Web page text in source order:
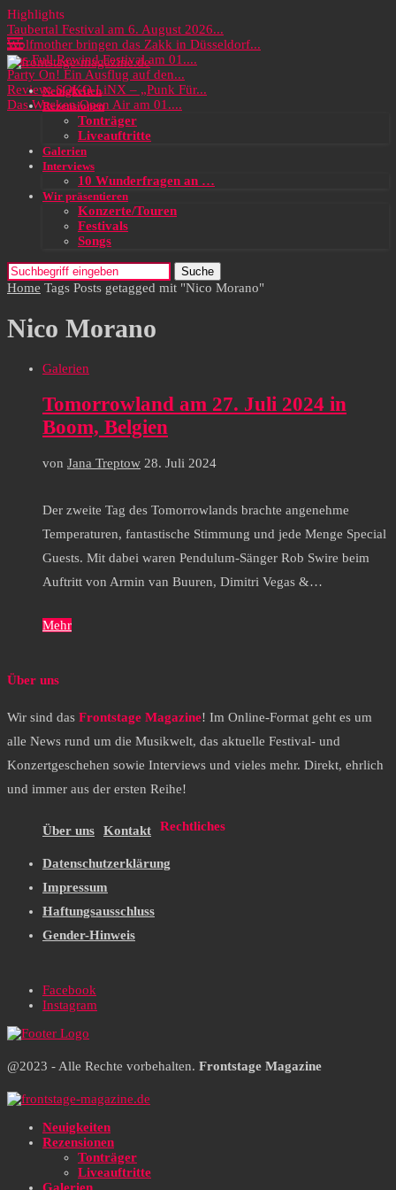
Highlights
Taubertal Festival am 6. August 2026...
Wolfmother bringen das Zakk in Düsseldorf...
Das Full Rewind Festival am 01....
Party On! Ein Ausflug auf den...
Review: SOKO LiNX – „Punk Für...
Das Wacken Open Air am 01....
Neuigkeiten
Rezensionen
Tonträger
Liveauftritte
Galerien
Interviews
10 Wunderfragen an …
Wir präsentieren
Konzerte/Touren
Festivals
Songs
Suche
Home Tags Posts getagged mit "Nico Morano"
Nico Morano
Galerien
Tomorrowland am 27. Juli 2024 in
Boom, Belgien
von Jana Treptow 28. Juli 2024
Der zweite Tag des Tomorrowlands brachte angenehme
Temperaturen, fantastische Stimmung und jede Menge Special
Guests. Mit dabei waren Pendulum-Sänger Rob Swire beim
Auftritt von Armin van Buuren, Dimitri Vegas &…
Mehr
Über uns
Wir sind das Frontstage Magazine! Im Online-Format geht es um
alle News rund um die Musikwelt, das aktuelle Festival- und
Konzertgeschehen sowie Interviews und vieles mehr. Direkt, ehrlich
und immer aus der ersten Reihe!
Über uns Kontakt Rechtliches
Datenschutzerklärung
Impressum
Haftungsausschluss
Gender-Hinweis
Facebook
Instagram
@2023 - Alle Rechte vorbehalten. Frontstage Magazine
Neuigkeiten
Rezensionen
Tonträger
Liveauftritte